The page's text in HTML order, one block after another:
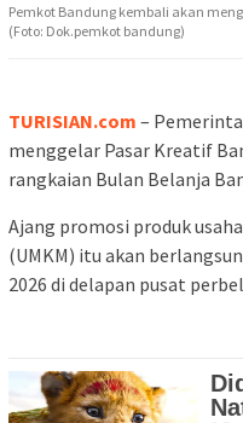
Pemkot Bandung kembali akan
(Foto: Dok.pemkot bandung)
TURISIAN.com –
menggelar Pasar Kreatif
rangkaian Bulan Belanja
Ajang promosi produk
(UMKM) itu akan
2026 di delapan pusat